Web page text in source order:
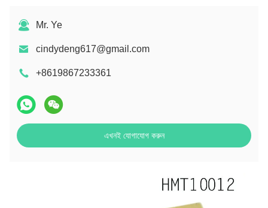
Mr. Ye
cindydeng617@gmail.com
+8619867233361
এখনই যোগাযোগ করুন